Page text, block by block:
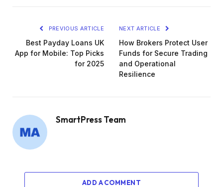
PREVIOUS ARTICLE
Best Payday Loans UK
App for Mobile: Top Picks
for 2025
NEXT ARTICLE
How Brokers Protect User
Funds for Secure Trading
and Operational
Resilience
SmartPress Team
ADD A COMMENT